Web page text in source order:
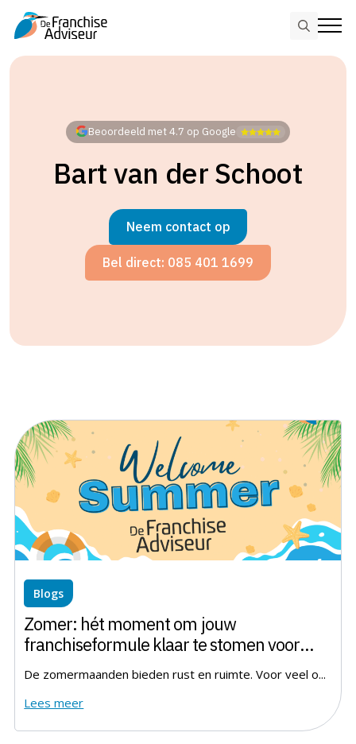
Beoordeeld met 4.7 op Google
Bart van der Schoot
Neem contact op
Bel direct: 085 401 1699
Blogs
Zomer: hét moment om jouw
franchiseformule klaar te stomen voor
verdere groei.
De zomermaanden bieden rust en ruimte. Voor veel o...
Lees meer